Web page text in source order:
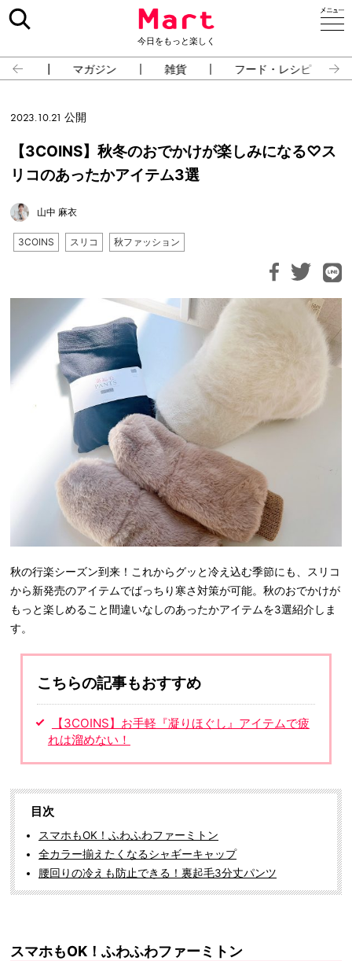
今日をもっと楽しく
占い マガジン 雑貨 フード・レシピ
2023.10.21 公開
【3COINS】秋冬のおでかけが楽しみになる♡ス
リコのあったかアイテム3選
山中 麻衣
3COINS スリコ 秋ファッション
秋の行楽シーズン到来！これからグッと冷え込む季節にも、スリコ
から新発売のアイテムでばっちり寒さ対策が可能。秋のおでかけが
もっと楽しめること間違いなしのあったかアイテムを3選紹介しま
す。
こちらの記事もおすすめ
【3COINS】お手軽『凝りほぐし』アイテムで疲
れは溜めない！
目次
スマホもOK！ふわふわファーミトン
全カラー揃えたくなるシャギーキャップ
腰回りの冷えも防止できる！裏起毛3分丈パンツ
スマホもOK！ふわふわファーミトン